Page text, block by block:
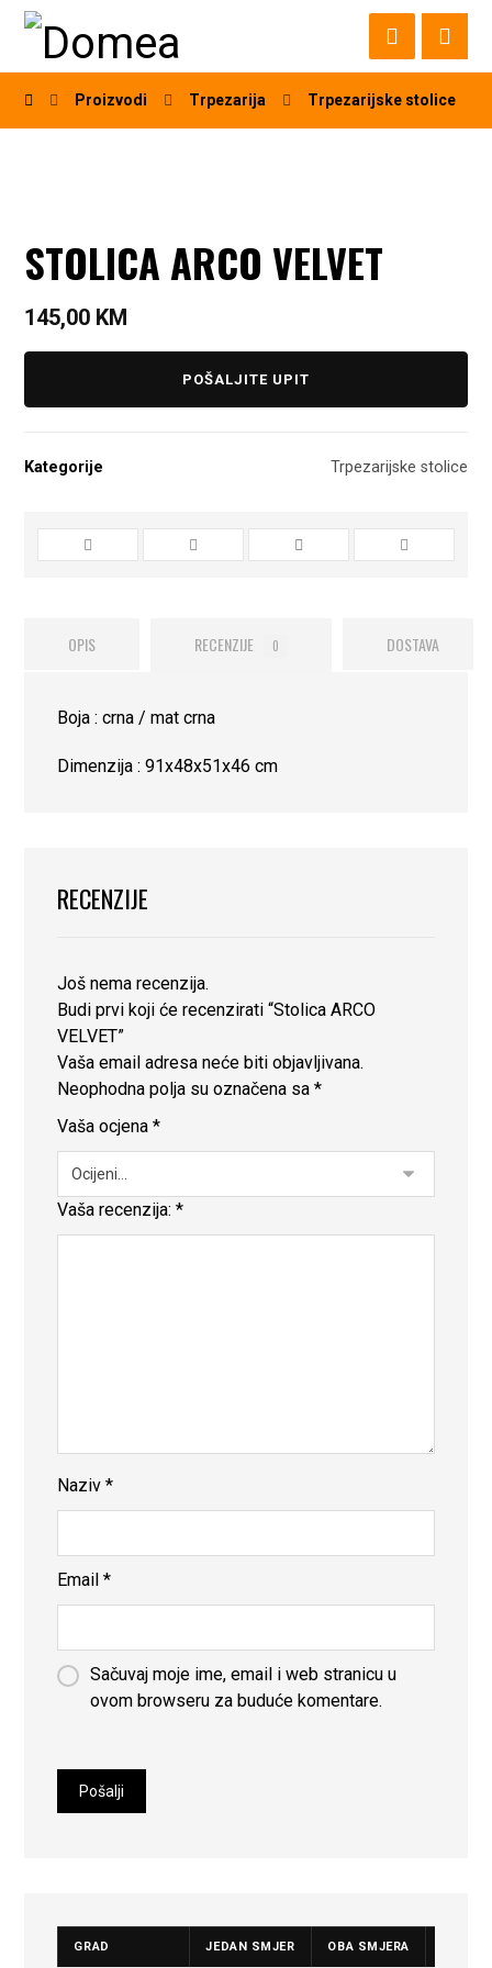
Proizvodi Trpezarija Trpezarijske stolice
STOLICA ARCO VELVET
145,00 KM
POŠALJITE UPIT
Kategorije Trpezarijske stolice
OPIS RECENZIJE 0 DOSTAVA
Boja : crna / mat crna
Dimenzija : 91x48x51x46 cm
RECENZIJE
Još nema recenzija.
Budi prvi koji će recenzirati “Stolica ARCO
VELVET”
Vaša email adresa neće biti objavljivana.
Neophodna polja su označena sa*
Vaša ocjena*
Vaša recenzija:*
Naziv*
Email*
Sačuvaj moje ime, email i web stranicu u
ovom browseru za buduće komentare.
GRAD JEDAN SMJER OBA SMJERA